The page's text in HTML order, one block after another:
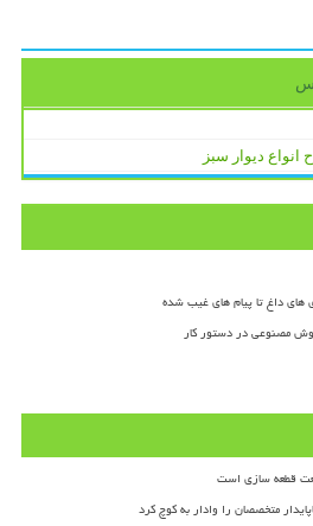
دیوار سبز
های داغ تا پیام های غیب شده
مصنوعی در دستور کار
قطعه سازی است
متخصصان را وادار به کوچ کرد